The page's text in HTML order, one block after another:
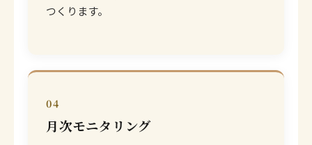
つくります。
04
月次モニタリング